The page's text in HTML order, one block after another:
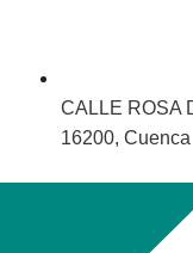
CALLE ROSA
16200, Cuenca